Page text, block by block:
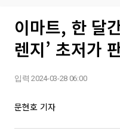
이마트, 한 달
렌지’ 초저가
입력 2024-03-28 06:00
문현호 기자